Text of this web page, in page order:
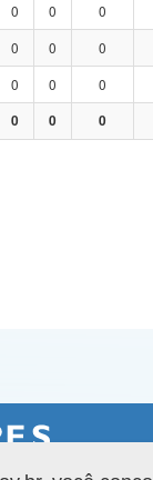
0 0 0
0 0 0
0 0 0
0 0 0